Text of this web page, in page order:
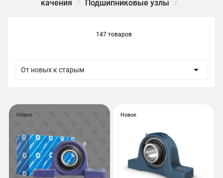
качения
Подшипниковые узлы
147 товаров
От новых к старым 
Новое Новое